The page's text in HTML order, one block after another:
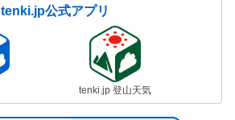
tenki.jp公式アプリ
tenki.jp 登山天気